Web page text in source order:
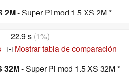
2M- Super Pi mod 1.5 XS 2M *
22.9 s (1%)
+
Mostrar tabla de comparación
32M- Super Pi mod 1.5 XS 32M *